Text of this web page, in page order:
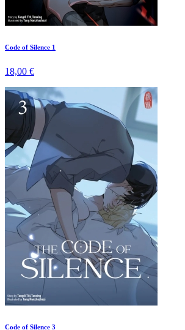
Code of Silence 1
18,00 €
Code of Silence 3